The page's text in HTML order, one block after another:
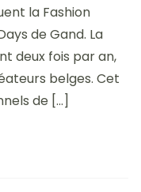
de
défilés
de
en
la Fashion
de Gand. La
deux fois par an,
belges. Cet
de […]